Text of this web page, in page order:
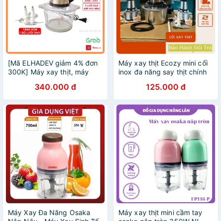
[Mã ELHADEV giảm 4% đơn
300K] Máy xay thịt, máy
cầm(2L) - Hàng chính hãng
340.000 đ
Máy xay thịt Ecozy mini cối
inox đa năng say thịt chính
125.000 đ
Máy Xay Đa Năng Osaka
Máy xay thịt mini cầm tay